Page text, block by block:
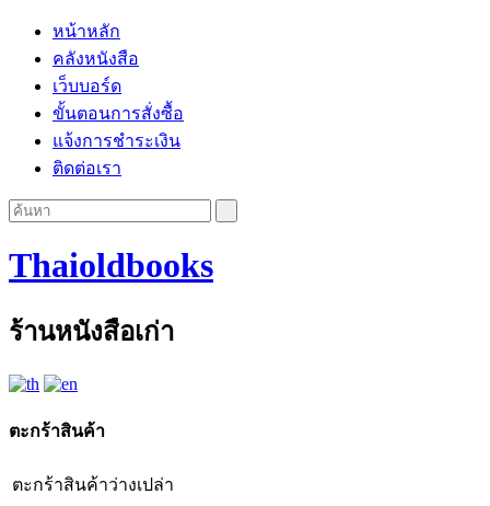
หน้าหลัก
คลังหนังสือ
เว็บบอร์ด
ขั้นตอนการสั่งซื้อ
แจ้งการชำระเงิน
ติดต่อเรา
Thaioldbooks
ร้านหนังสือเก่า
ตะกร้าสินค้า
ตะกร้าสินค้าว่างเปล่า